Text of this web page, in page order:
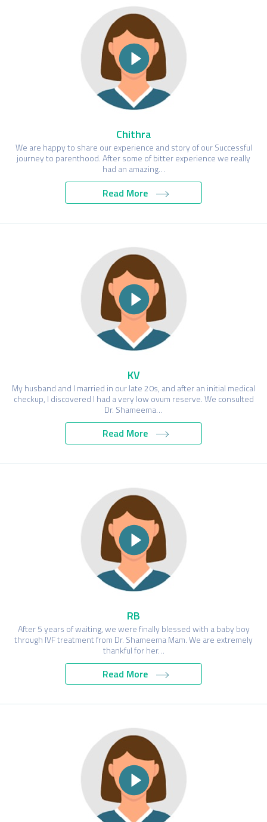
Chithra
We are happy to share our experience and story of our Successful
journey to parenthood. After some of bitter experience we really
had an amazing…
Read More
KV
My husband and I married in our late 20s, and after an initial medical
checkup, I discovered I had a very low ovum reserve. We consulted
Dr. Shameema…
Read More
RB
After 5 years of waiting, we were finally blessed with a baby boy
through IVF treatment from Dr. Shameema Mam. We are extremely
thankful for her…
Read More